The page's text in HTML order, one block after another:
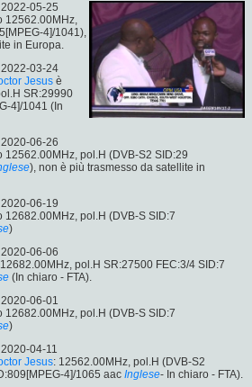
2022-05-25
12562.00MHz,
4]/1041),
in Europa.
2022-03-24
Jesus è
SR:29990
4]/1041 (In
2020-06-26
12562.00MHz, pol.H (DVB-S2 SID:29
), non è più trasmesso da satellite in
2020-06-19
12682.00MHz, pol.H (DVB-S SID:7
)
2020-06-06
pol.H SR:27500 FEC:3/4 SID:7
(In chiaro - FTA).
2020-06-01
12682.00MHz, pol.H (DVB-S SID:7
)
2020-04-11
Jesus: 12562.00MHz, pol.H (DVB-S2
4]/1065 aac Inglese- In chiaro - FTA).